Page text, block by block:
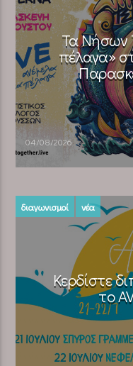
Τα Νήσων
πέλαγα»
04/08/2026
διαγωνισμοί νέα
Κερδίστε
το